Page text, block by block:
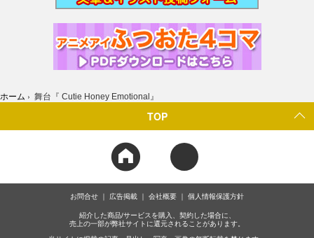
ホーム › 舞台『 Cutie Honey Emotional』
TOP
お問合せ 広告掲載 会社概要 個人情報保護方針
紹介した商品/サービスを購入、契約した場合に、
売上の一部が弊社サイトに還元されることがあります。